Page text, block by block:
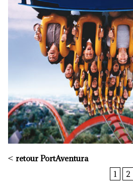
< retour PortAventura
1
2